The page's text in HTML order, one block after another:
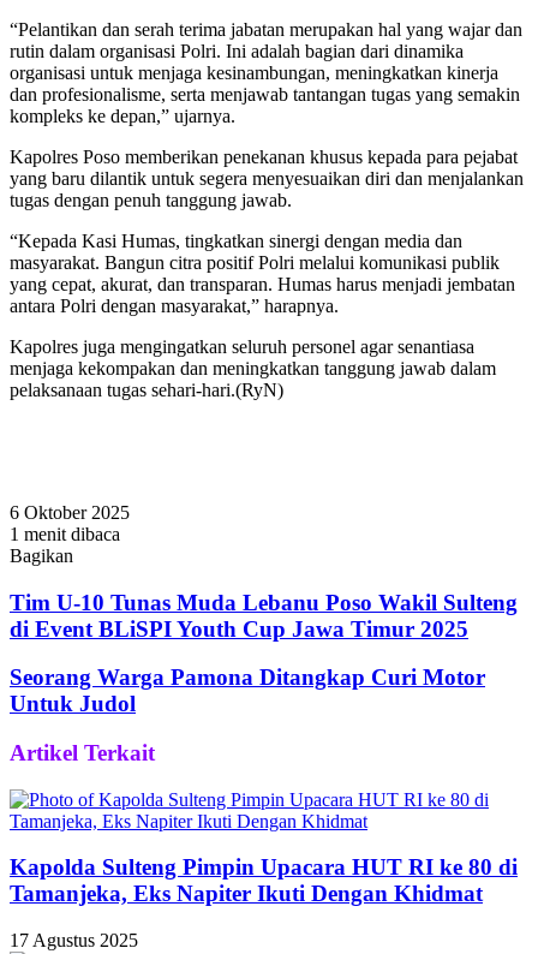
“Pelantikan dan serah terima jabatan merupakan hal yang wajar dan
rutin dalam organisasi Polri. Ini adalah bagian dari dinamika
organisasi untuk menjaga kesinambungan, meningkatkan kinerja
dan profesionalisme, serta menjawab tantangan tugas yang semakin
kompleks ke depan,” ujarnya.
Kapolres Poso memberikan penekanan khusus kepada para pejabat
yang baru dilantik untuk segera menyesuaikan diri dan menjalankan
tugas dengan penuh tanggung jawab.
“Kepada Kasi Humas, tingkatkan sinergi dengan media dan
masyarakat. Bangun citra positif Polri melalui komunikasi publik
yang cepat, akurat, dan transparan. Humas harus menjadi jembatan
antara Polri dengan masyarakat,” harapnya.
Kapolres juga mengingatkan seluruh personel agar senantiasa
menjaga kekompakan dan meningkatkan tanggung jawab dalam
pelaksanaan tugas sehari-hari.(RyN)
6 Oktober 2025
1 menit dibaca
Bagikan
via
Email
Tim U-10 Tunas Muda Lebanu Poso Wakil Sulteng
di Event BLiSPI Youth Cup Jawa Timur 2025
Seorang Warga Pamona Ditangkap Curi Motor
Untuk Judol
Artikel Terkait
Kapolda Sulteng Pimpin Upacara HUT RI ke 80 di
Tamanjeka, Eks Napiter Ikuti Dengan Khidmat
17 Agustus 2025